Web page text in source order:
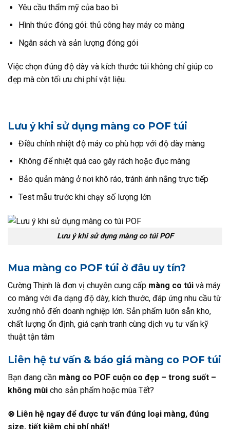
Yêu cầu thẩm mỹ của bao bì
Hình thức đóng gói: thủ công hay máy co màng
Ngân sách và sản lượng đóng gói
Việc chọn đúng độ dày và kích thước túi không chỉ giúp co
đẹp mà còn tối ưu chi phí vật liệu.
Lưu ý khi sử dụng màng co POF túi
Điều chỉnh nhiệt độ máy co phù hợp với độ dày màng
Không để nhiệt quá cao gây rách hoặc đục màng
Bảo quản màng ở nơi khô ráo, tránh ánh nắng trực tiếp
Test mẫu trước khi chạy số lượng lớn
Lưu ý khi sử dụng màng co túi POF
Mua màng co POF túi ở đâu uy tín?
Cường Thịnh là đơn vị chuyên cung cấp màng co túi và máy
co màng với đa dạng độ dày, kích thước, đáp ứng nhu cầu từ
xưởng nhỏ đến doanh nghiệp lớn. Sản phẩm luôn sẵn kho,
chất lượng ổn định, giá cạnh tranh cùng dịch vụ tư vấn kỹ
thuật tận tâm
Liên hệ tư vấn & báo giá màng co POF túi
Bạn đang cần màng co POF cuộn co đẹp – trong suốt –
không mùi cho sản phẩm hoặc mùa Tết?
⊗ Liên hệ ngay để được tư vấn đúng loại màng, đúng
size, tiết kiệm chi phí nhất!